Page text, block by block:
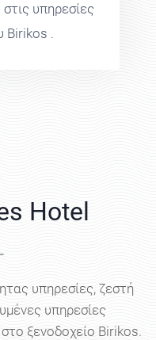
υπηρεσίες
Birikos .
Hotel
υπηρεσίες, ζεστή
υπηρεσίες
ξενοδοχείο Birikos.